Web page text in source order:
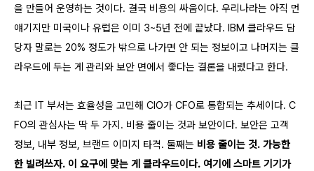
을 만들어 운영하는 것이다. 결국 비용의 싸움이다. 우리나라는 아직 먼
얘기지만 미국이나 유럽은 이미 3~5년 전에 끝났다. IBM 클라우드 담
당자 말로는 20% 정도가 밖으로 나가면 안 되는 정보이고 나머지는 클
라우드에 두는 게 관리와 보안 면에서 좋다는 결론을 내렸다고 한다.
최근 IT 부서는 효율성을 고민해 CIO가 CFO로 통합되는 추세이다. C
FO의 관심사는 딱 두 가지. 비용 줄이는 것과 보안이다. 보안은 고객
정보, 내부 정보, 브랜드 이미지 타격. 둘째는 비용 줄이는 것. 가능한
한 빌려쓰자. 이 요구에 맞는 게 클라우드이다. 여기에 스마트 기기가